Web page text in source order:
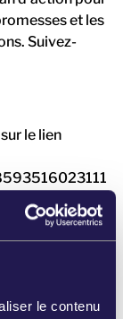
le contenu
et les
Suivez-
le lien
du livre